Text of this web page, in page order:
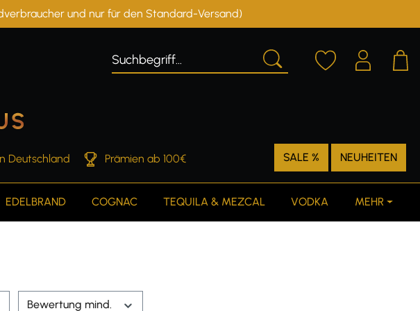
und nur für den Standard-Versand)
Deutschland Prämien ab 100€ SALE % NEUHEITEN
EDELBRAND COGNAC TEQUILA & MEZCAL VODKA MEHR
Bewertung mind.